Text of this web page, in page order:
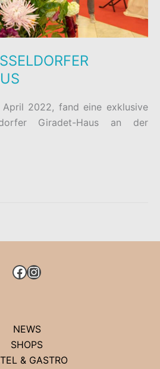
2022, fand eine exklusive
Giradet-Haus an der
FACEBOOK
INSTAGRAM
NEWS
SHOPS
& GASTRO